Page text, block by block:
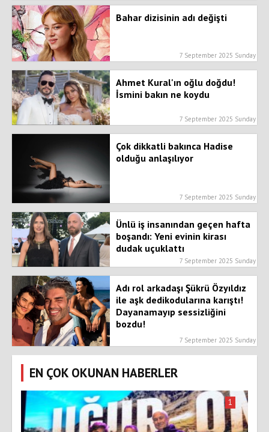
Bahar dizisinin adı değişti
7 September 2025 Sunday
Ahmet Kural'ın oğlu doğdu!
İsmini bakın ne koydu
7 September 2025 Sunday
Çok dikkatli bakınca Hadise
olduğu anlaşılıyor
7 September 2025 Sunday
Ünlü iş insanından geçen hafta
boşandı: Yeni evinin kirası
dudak uçuklattı
7 September 2025 Sunday
Adı rol arkadaşı Şükrü Özyıldız
ile aşk dedikodularına karıştı!
Dayanamayıp sessizliğini
bozdu!
7 September 2025 Sunday
EN ÇOK OKUNAN HABERLER
1